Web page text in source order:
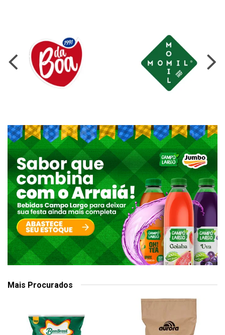
Mais Procurados